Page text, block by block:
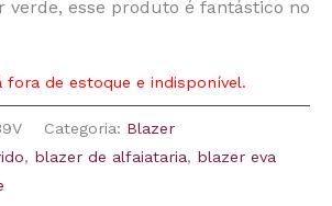
verde, esse produto é fantástico no
de estoque e indisponível.
Categoria: Blazer
, blazer de alfaiataria, blazer eva